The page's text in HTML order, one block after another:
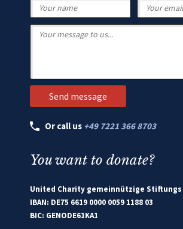
Or call us +49 7221 366 8703
You want to donate?
United Charity gemeinnützige Stiftungs
IBAN: DE75 6619 0000 0059 1188 03
BIC: GENODE61KA1